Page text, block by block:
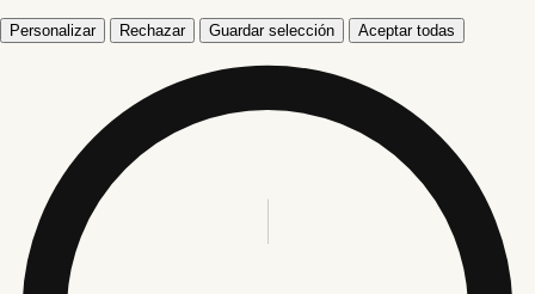
Personalizar Rechazar Guardar selección Aceptar todas